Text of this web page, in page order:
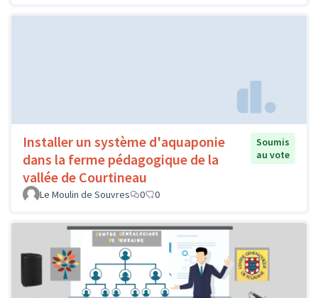
Installer un système d'aquaponie
dans la ferme pédagogique de la
vallée de Courtineau
Soumis
au vote
Le Moulin de Souvres 0 0